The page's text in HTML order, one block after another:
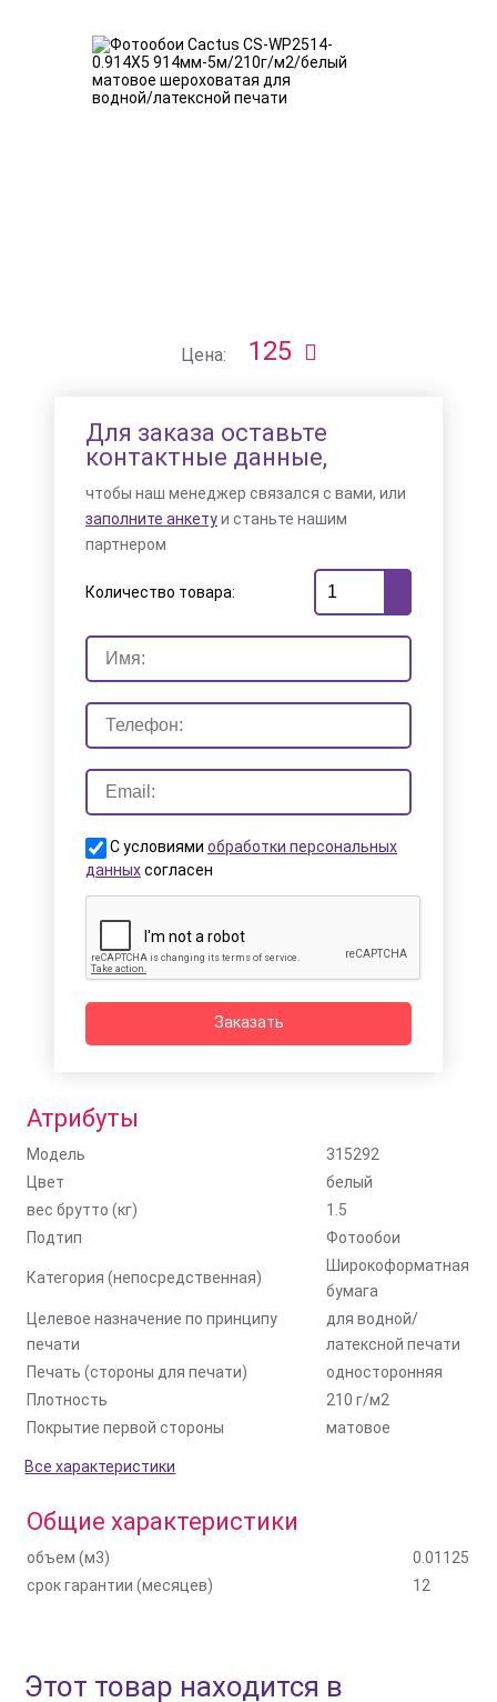
Цена: 125
Для заказа оставьте
контактные данные,
чтобы наш менеджер связался с вами, или
заполните анкетуи станьте нашим
партнером
Количество товара:
С условиями обработки персональных
данныхсогласен
Заказать
Атрибуты
Модель
315292
Цвет
белый
вес брутто (кг)
1.5
Подтип
Фотообои
Категория (непосредственная)
Широкоформатная
бумага
Целевое назначение по принципу
печати
для водной/
латексной печати
Печать (стороны для печати)
односторонняя
Плотность
210 г/м2
Покрытие первой стороны
матовое
Все характеристики
Общие характеристики
объем (м3)
0.01125
срок гарантии (месяцев)
12
Этот товар находится в